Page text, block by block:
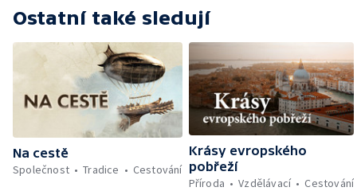
Ostatní také sledují
Na cestě
Společnost
Tradice Cestování
Krásy evropského
pobřeží
Příroda
Vzdělávací Cestování